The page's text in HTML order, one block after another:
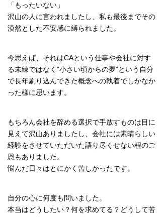
「もったいない」
沢山の人に言われましたし、私も最後までその
漠然とした不安感に縛られました。
今思えば、それはCAという仕事や会社に対す
る未練ではなく”小さい頃からの夢”という自分
で長年刷り込んできた概念への執着でしかなか
った様に思います。
もちろん会社を辞める選択で手放すものは目に
見えて沢山ありましたし、会社には素晴らしい
経験をさせていただいた語り尽くせない程のご
恩もありました。
悩んだ日々はとにかく苦しかったです。
自分の心に何度も問いました。
本当はどうしたい？何を求めてる？どうして苦